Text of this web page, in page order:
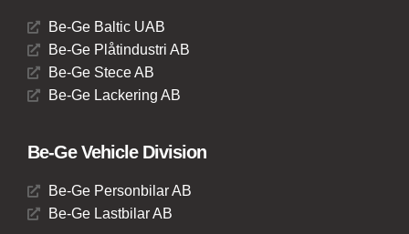
Be-Ge Baltic UAB
Be-Ge Plåtindustri AB
Be-Ge Stece AB
Be-Ge Lackering AB
Be-Ge Vehicle Division
Be-Ge Personbilar AB
Be-Ge Lastbilar AB